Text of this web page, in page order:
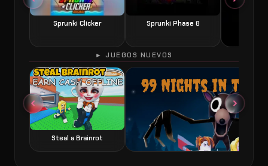
Sprunki Clicker Sprunki Phase 8
► JUEGOS NUEVOS
Steal a Brainrot